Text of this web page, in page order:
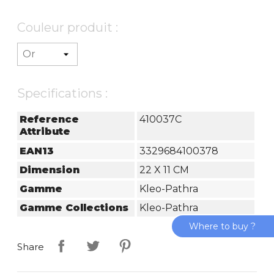
Couleur produit :
Specifications :
Reference
Attribute
410037C
EAN13
3329684100378
Dimension
22 X 11 CM
Gamme
Kleo-Pathra
Gamme Collections
Kleo-Pathra
Share
Where to buy ?